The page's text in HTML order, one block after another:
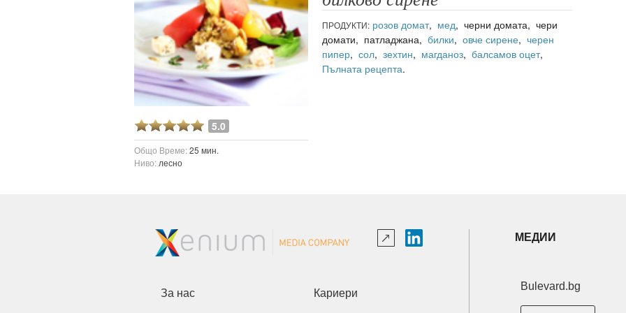
5.0
Общо Време:25 мин.
Ниво: лесно
ПРОДУКТИ: розов домат, мед, черни домата, чери
домати, патладжана,билки,овче сирене,черен
пипер,сол,зехтин, магданоз,балсамов оцет,
Пълната рецепта.
За нас Кариери
МЕДИИ
Bulevard.bg